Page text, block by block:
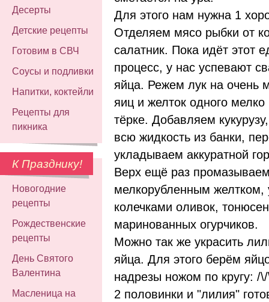
Десерты
Детские рецепты
Готовим в СВЧ
Соусы и подливки
Напитки, коктейли
Рецепты для
пикника
К Празднику!
Новогодние
рецепты
Рождественские
рецепты
День Святого
Валентина
Масленица на
Для этого нам нужна 1
Отделяем мясо рыбки от
салатник. Пока идёт этот
процесс, у нас успевают
яйца. Режем лук на очень
яиц и желток одного
тёрке. Добавляем
всю жидкость из банки,
укладываем аккуратной
Верх ещё раз
мелкорубленным
колечками оливок,
маринованных огурчиков.
Можно так же украсить
яйца. Для этого берём
надрезы ножом по кругу:
2 половинки и "лилия"